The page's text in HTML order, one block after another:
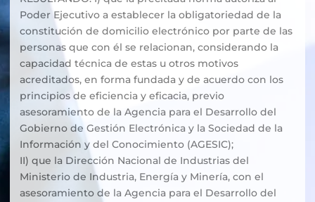
Poder Ejecutivo a establecer la obligatoriedad de la
constitución de domicilio electrónico por parte de las
personas que con él se relacionan, considerando la
capacidad técnica de estas u otros motivos
acreditados, en forma fundada y de acuerdo con los
principios de eficiencia y eficacia, previo
asesoramiento de la Agencia para el Desarrollo del
Gobierno de Gestión Electrónica y la Sociedad de la
Información y del Conocimiento (AGESIC);
II) que la Dirección Nacional de Industrias del
Ministerio de Industria, Energía y Minería, con el
asesoramiento de la Agencia para el Desarrollo del